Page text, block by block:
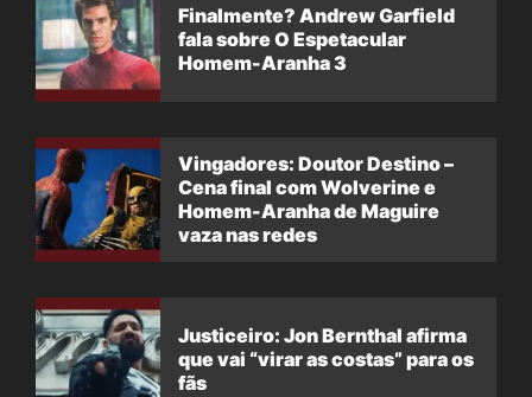
Finalmente? Andrew Garfield
fala sobre O Espetacular
Homem-Aranha 3
Vingadores: Doutor Destino –
Cena final com Wolverine e
Homem-Aranha de Maguire
vaza nas redes
Justiceiro: Jon Bernthal afirma
que vai “virar as costas” para os
fãs